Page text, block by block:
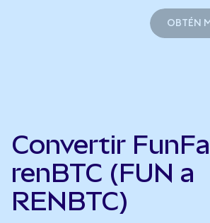
OBTÉN
Convertir
renBTC (FUN a
RENBTC)